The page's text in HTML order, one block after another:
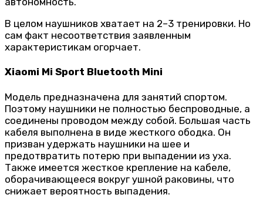
В целом наушников хватает на 2–3 тренировки. Но
сам факт несоответствия заявленным
характеристикам огорчает.
Xiaomi Mi Sport Bluetooth Mini
Модель предназначена для занятий спортом.
Поэтому наушники не полностью беспроводные, а
соединены проводом между собой. Большая часть
кабеля выполнена в виде жесткого ободка. Он
призван удержать наушники на шее и
предотвратить потерю при выпадении из уха.
Также имеется жесткое крепление на кабеле,
оборачивающееся вокруг ушной раковины, что
снижает вероятность выпадения.